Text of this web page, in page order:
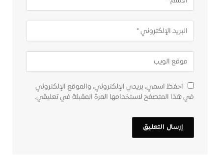
احفظ اسمي، بريدي الإلكتروني، والموقع الإلكتروني
في هذا المتصفح لاستخدامها المرة المقبلة في تعليقي.